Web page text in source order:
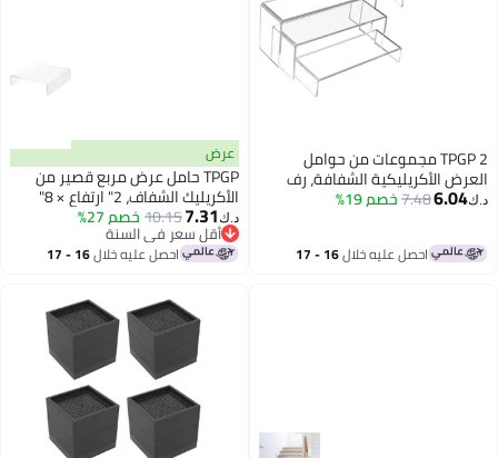
TPGP 2 مجموعات من حوامل
العرض الأكريليكية الشفافة، رف
عرض للمجوهرات، الأشكال،
د.ك‏6.04
7.48خصم 19%
احصل عليه خلال 16 - 17
عرض
TPGP حامل عرض مربع قصير من
الأكريليك الشفاف، 2" ارتفاع × 8"
عرض × 8" عمق، عبوة من 3
د.ك‏7.31
10.15خصم 27%
أقل سعر في السنة
أقل سعر في السنة
احصل عليه خلال 16 - 17